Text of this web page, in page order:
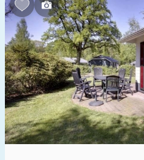
Slaapkamers:
1 2 3 4
Badkamers:
1 2 3 4
Afstanden